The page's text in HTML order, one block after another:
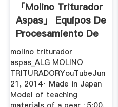
「molino Triturador
Aspas」 Equipos De
Procesamiento De
...
molino triturador
aspas_ALG MOLINO
TRITURADORYouTubeJun
21, 2014· Made in Japan
Model of teaching